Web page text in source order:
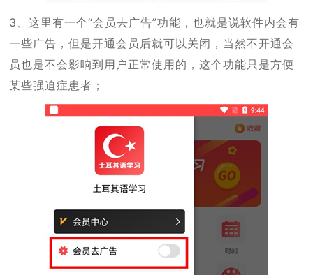
3、这里有一个“会员去广告”功能，也就是说软件内会有
一些广告，但是开通会员后就可以关闭，当然不开通会
员也是不会影响到用户正常使用的，这个功能只是方便
某些强迫症患者；